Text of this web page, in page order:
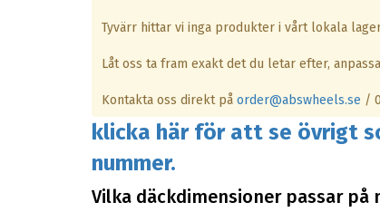
Tyvärr hittar vi inga produkter i vårt lokala
Låt oss ta fram exakt det du letar efter,
Kontakta oss direkt på order@abswheels.se /
klicka här för att se övrigt
nummer.
Vilka däckdimensioner passar på